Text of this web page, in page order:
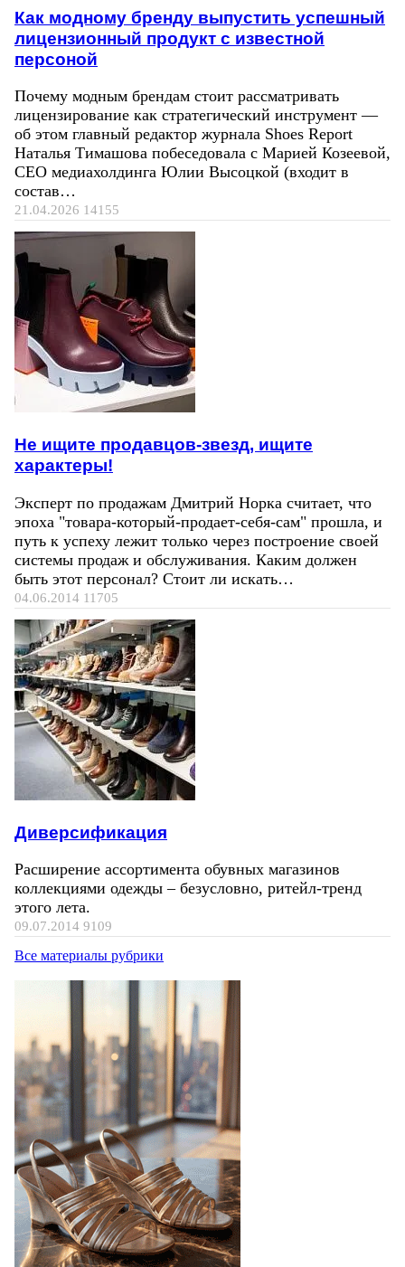
Как модному бренду выпустить успешный
лицензионный продукт с известной
персоной
Почему модным брендам стоит рассматривать
лицензирование как стратегический инструмент —
об этом главный редактор журнала Shoes Report
Наталья Тимашова побеседовала с Марией Козеевой,
СЕО медиахолдинга Юлии Высоцкой (входит в
состав…
21.04.2026 14155
Не ищите продавцов-звезд, ищите
характеры!
Эксперт по продажам Дмитрий Норка считает, что
эпоха "товара-который-продает-себя-сам" прошла, и
путь к успеху лежит только через построение своей
системы продаж и обслуживания. Каким должен
быть этот персонал? Стоит ли искать…
04.06.2014 11705
Диверсификация
Расширение ассортимента обувных магазинов
коллекциями одежды – безусловно, ритейл-тренд
этого лета.
09.07.2014 9109
Все материалы рубрики